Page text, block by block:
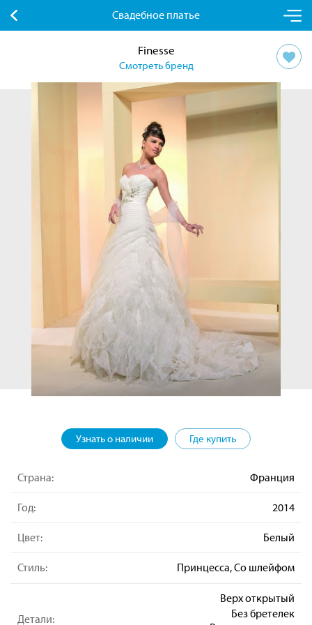
Свадебное платье
Finesse
Смотреть бренд
Узнать о наличии Где купить
Страна: Франция
Год: 2014
Цвет: Белый
Стиль: Принцесса, Со шлейфом
Детали:
Верх открытый
Без бретелек